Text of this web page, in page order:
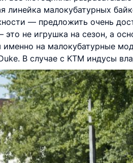
линейка малокубатурных
— предложить очень
не игрушка на сезон, а
именно на малокубатурные
В случае с KTM индусы